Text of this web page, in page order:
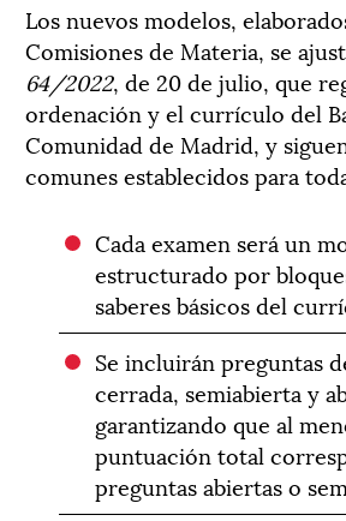
Los nuevos modelos,
Comisiones de Materia, se
64/2022, de 20 de julio, que
ordenación y el currículo del
Comunidad de Madrid, y
comunes establecidos para
Cada examen será un
estructurado por
saberes básicos del
Se incluirán preguntas
cerrada, semiabierta y
garantizando que al
puntuación total
preguntas abiertas o